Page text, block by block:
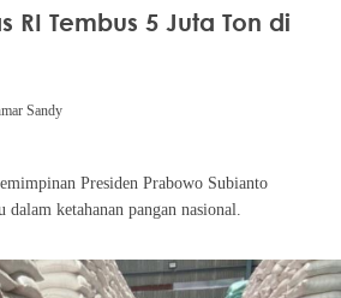
RI Tembus 5 Juta Ton di
Sandy
Presiden Prabowo Subianto
dalam ketahanan pangan nasional.